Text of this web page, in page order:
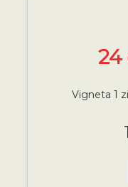
24
Vigneta 1